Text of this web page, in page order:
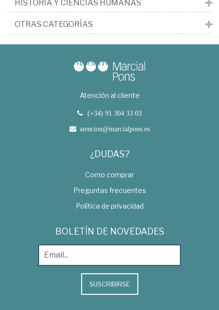
HISTORIA Y CIENCIAS HUMANAS
OTRAS CATEGORÍAS
Atención al cliente
(+34) 91 304 33 03
atencion@marcialpons.es
¿DUDAS?
Como comprar
Preguntas frecuentes
Política de privacidad
BOLETÍN DE NOVEDADES
SUSCRIBIRSE